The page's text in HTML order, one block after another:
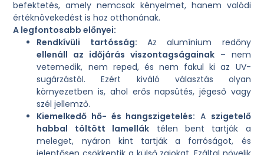
befektetés, amely nemcsak kényelmet, hanem valódi
értéknövekedést is hoz otthonának.
A legfontosabb előnyei:
Rendkívüli tartósság: Az alumínium redőny
ellenáll az időjárás viszontagságainak– nem
vetemedik, nem reped, és nem fakul ki az UV-
sugárzástól. Ezért kiváló választás olyan
környezetben is, ahol erős napsütés, jégeső vagy
szél jellemző.
Kiemelkedő hő- és hangszigetelés: A szigetelő
habbal töltött lamellák télen bent tartják a
meleget, nyáron kint tartják a forróságot, és